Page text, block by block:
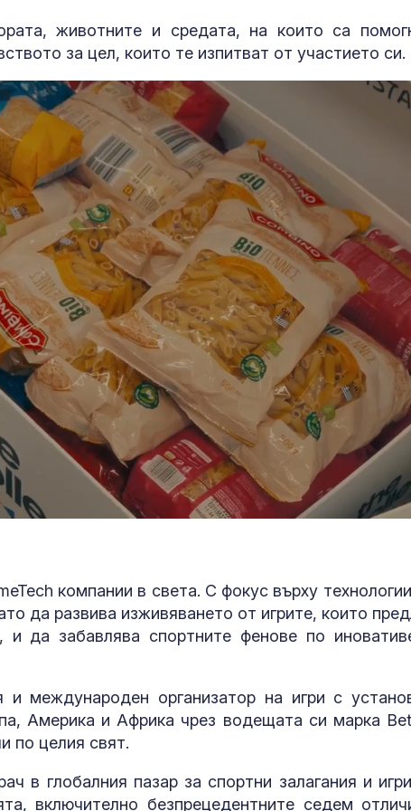
животните и средата, на които са
за цел, които те изпитват от участието си.
компании в света. С фокус върху
да развива изживяването от игрите, които
да забавлява спортните фенове по
и международен организатор на игри с
Америка и Африка чрез водещата си марка
по целия свят.
в глобалния пазар за спортни залагания и
включително безпрецедентните седем